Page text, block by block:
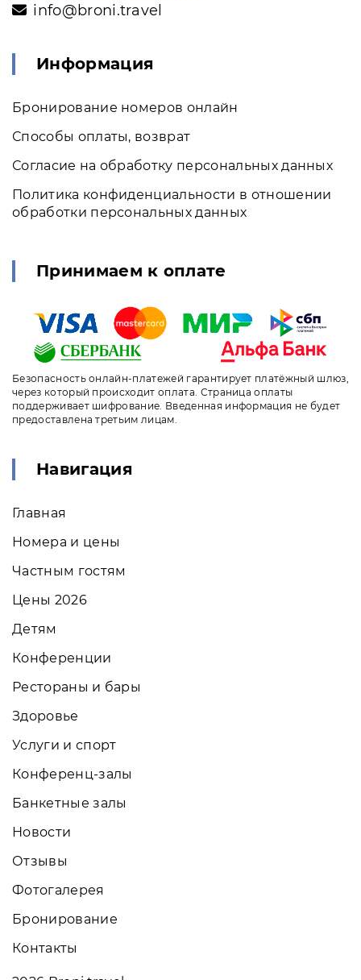
info@broni.travel
Информация
Бронирование номеров онлайн
Способы оплаты, возврат
Согласие на обработку персональных данных
Политика конфиденциальности в отношении
обработки персональных данных
Принимаем к оплате
Безопасность онлайн-платежей гарантирует платёжный шлюз,
через который происходит оплата. Страница оплаты
поддерживает шифрование. Введенная информация не будет
предоставлена третьим лицам.
Навигация
Главная
Номера и цены
Частным гостям
Цены 2026
Детям
Конференции
Рестораны и бары
Здоровье
Услуги и спорт
Конференц-залы
Банкетные залы
Новости
Отзывы
Фотогалерея
Бронирование
Контакты